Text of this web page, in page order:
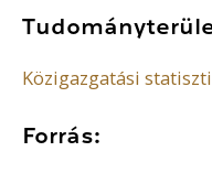
Közigazgatási
Forrás: